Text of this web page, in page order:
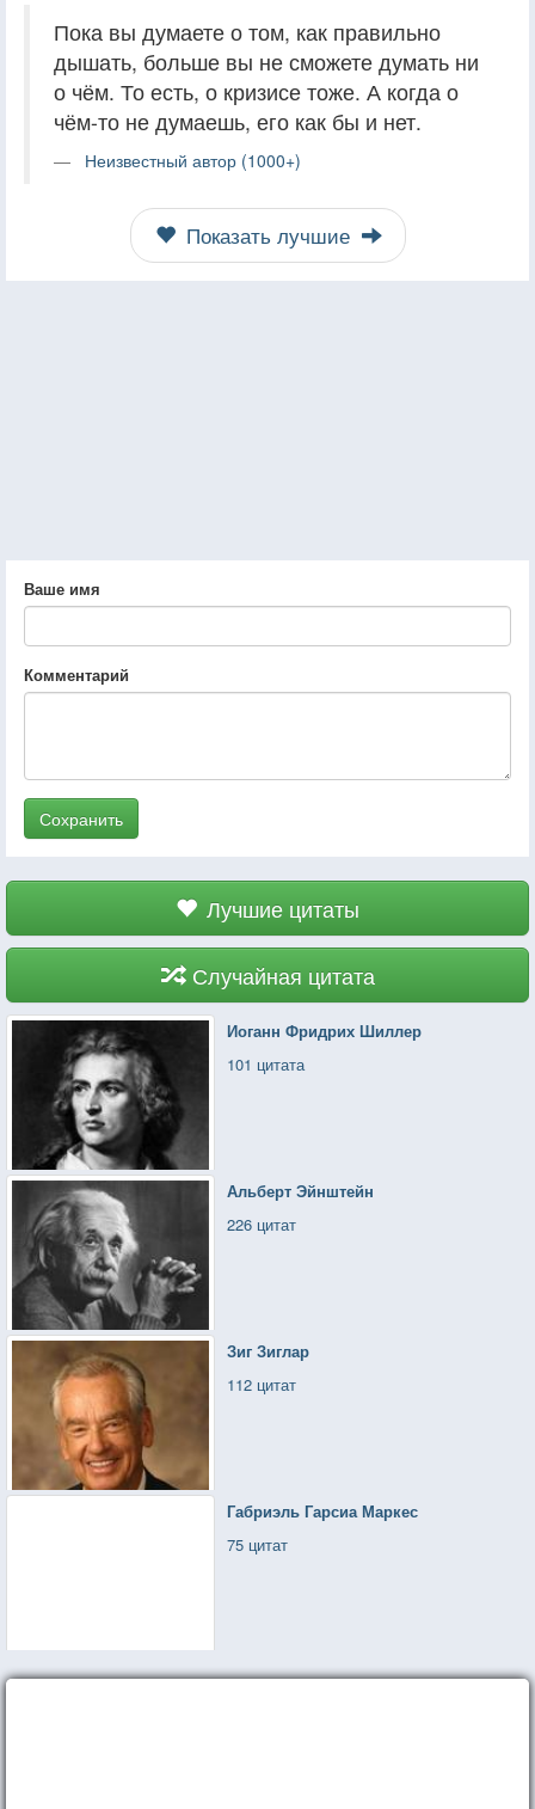
Пока вы думаете о том, как правильно
дышать, больше вы не сможете думать ни
о чём. То есть, о кризисе тоже. А когда о
чём-то не думаешь, его как бы и нет.
Неизвестный автор (1000+)
Показать лучшие
Ваше имя
Комментарий
Сохранить
Лучшие цитаты
Случайная цитата
Иоганн Фридрих Шиллер
101 цитата
Альберт Эйнштейн
226 цитат
Зиг Зиглар
112 цитат
Габриэль Гарсиа Маркес
75 цитат